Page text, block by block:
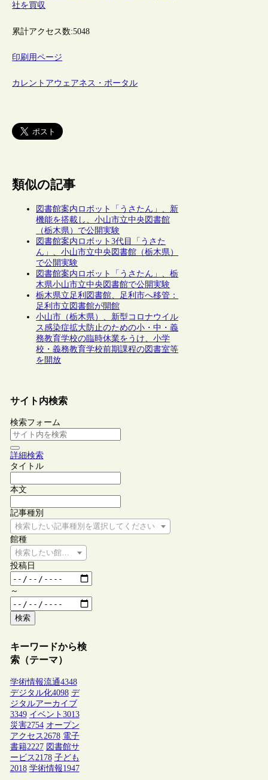
社を買収
累計アクセス数:5048
印刷用ページ
カレントアウェアネス・ポータル
類似の記事
図書館案内ロボット「うさたん」、新
機能を搭載し、小山市立中央図書館
（栃木県）で公開実験
図書館案内ロボット3代目「うさた
ん」、小山市立中央図書館（栃木県）
で公開実験
図書館案内ロボット「うさたん」、栃
木県小山市立中央図書館で公開実験
栃木県立足利図書館、足利市へ移管：
足利市立図書館が開館
小山市（栃木県）、新型コロナウイル
ス感染症拡大防止のための小・中・義
務教育学校の臨時休業をうけ、小学
校・義務教育学校前期課程の図書室等
を開放
サイト内検索
検索フォーム
詳細検索
タイトル
本文
記事種別
検索したい記事種別を選択してください
館種
検索したい館種を選択してください
投稿日
～
検索
キーワードから検
索（テーマ）
学術情報流通4348
デジタル化4098 デ
ジタルアーカイブ
3349 イベント 3013
災害2754 オープン
アクセス 2678 電子
書籍2227 図書館サ
ービス 2178 子ども
2018 学術情報1947